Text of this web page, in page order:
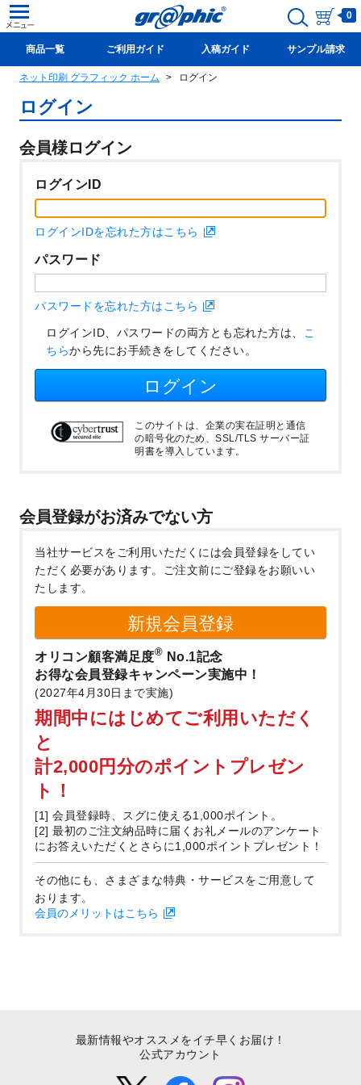
0
商品一覧 ご利用ガイド 入稿ガイド サンプル請求
新規会員登録(無料)
ネット印刷 グラフィック ホーム ログイン
ログイン
会員様ログイン
ログインID
ログインIDを忘れた方はこちら
パスワード
パスワードを忘れた方はこちら
ログインID、パスワードの両方とも忘れた方は、 こ
ちらから先にお手続きをしてください。
ログイン
このサイトは、企業の実在証明と通信
の暗号化のため、SSL/TLS サーバー証
明書を導入しています。
会員登録がお済みでない方
当社サービスをご利用いただくには会員登録をしてい
ただく必要があります。
ご注文前にご登録をお願いい
たします。
新規会員登録
オリコン顧客満足度® No.1記念
お得な会員登録キャンペーン実施中！
(2027年4月30日まで実施)
期間中にはじめてご利用いただく
と
計2,000円分のポイントプレゼン
ト！
[1] 会員登録時、スグに使える1,000ポイント。
[2] 最初のご注文納品時に届くお礼メールのアンケート
にお答えいただくとさらに1,000ポイントプレゼント！
その他にも、さまざまな特典・サービスをご用意して
おります。
会員のメリットはこちら
最新情報やオススメをイチ早くお届け！
公式アカウント